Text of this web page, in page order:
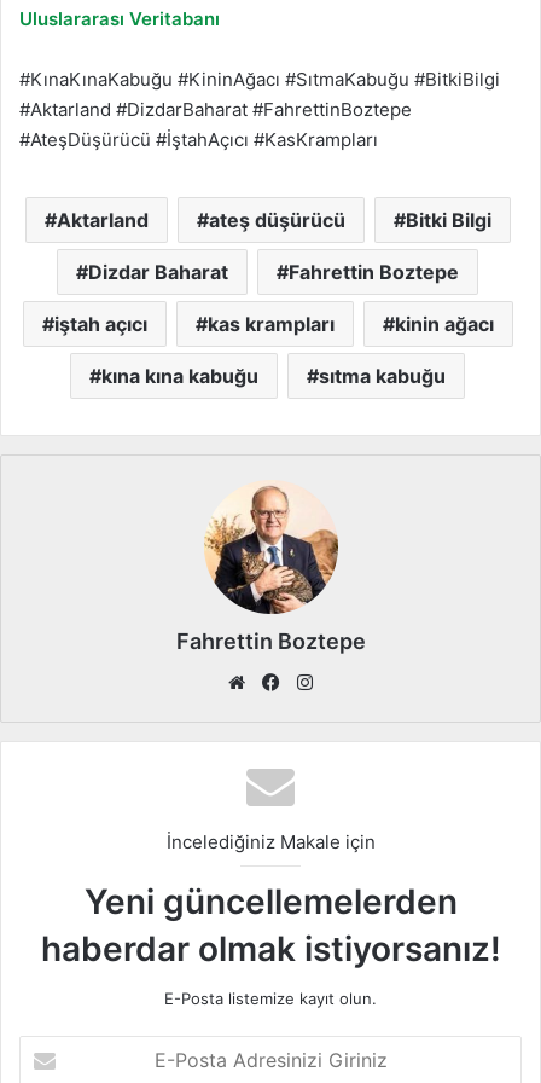
Uluslararası Veritabanı
#KınaKınaKabuğu #KininAğacı #SıtmaKabuğu #BitkiBilgi
#Aktarland #DizdarBaharat #FahrettinBoztepe
#AteşDüşürücü #İştahAçıcı #KasKrampları
Aktarland ateş düşürücü Bitki Bilgi
Dizdar Baharat Fahrettin Boztepe
iştah açıcı kas krampları kinin ağacı
kına kına kabuğu sıtma kabuğu
Fahrettin Boztepe
We
sit
esi
Fa
bo
ok
ra
İncelediğiniz Makale için
Yeni güncellemelerden
haberdar olmak istiyorsanız!
E-Posta listemize kayıt olun.